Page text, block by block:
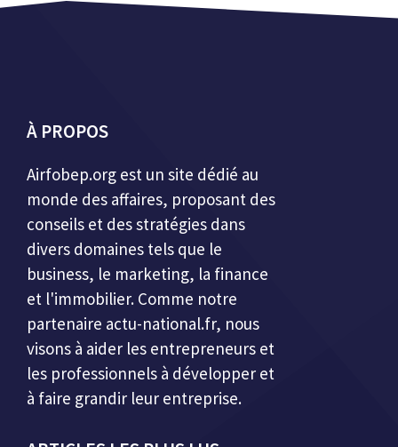
À PROPOS
Airfobep.org est un site dédié au
monde des affaires, proposant des
conseils et des stratégies dans
divers domaines tels que le
business, le marketing, la finance
et l'immobilier. Comme notre
partenaire actu-national.fr, nous
visons à aider les entrepreneurs et
les professionnels à développer et
à faire grandir leur entreprise.